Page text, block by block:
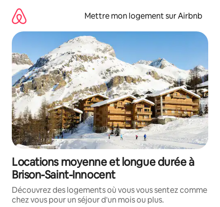
directement
contenu
Mettre mon logement sur Airbnb
Locations moyenne et longue durée à
Brison-Saint-Innocent
Découvrez des logements où vous vous sentez comme
chez vous pour un séjour d'un mois ou plus.